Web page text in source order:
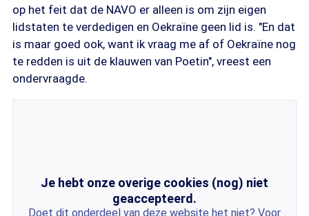
op het feit dat de NAVO er alleen is om zijn eigen
lidstaten te verdedigen en Oekraïne geen lid is. "En dat
is maar goed ook, want ik vraag me af of Oekraïne nog
te redden is uit de klauwen van Poetin", vreest een
ondervraagde.
Je hebt onze overige cookies (nog) niet
geaccepteerd.
Doet dit onderdeel van deze website het niet? Voor